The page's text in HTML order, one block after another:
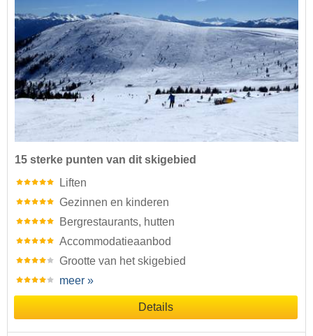
15 sterke punten van dit skigebied
Liften
Gezinnen en kinderen
Bergrestaurants, hutten
Accommodatieaanbod
Grootte van het skigebied
meer »
Details